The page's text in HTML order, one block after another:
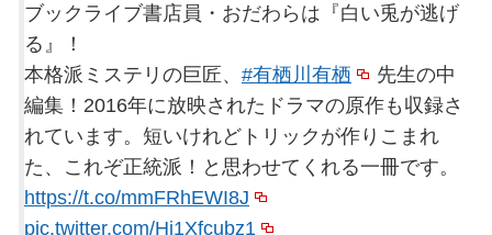
ブックライブ書店員・おだわらは『白い兎が逃げ
る』！
本格派ミステリの巨匠、 #有栖川有栖
先生の中
編集！2016年に放映されたドラマの原作も収録さ
れています。短いけれどトリックが作りこまれ
た、これぞ正統派！と思わせてくれる一冊です。
https://t.co/mmFRhEWI8J
pic.twitter.com/Hi1Xfcubz1